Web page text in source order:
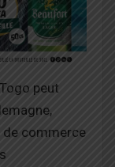
peut
de commerce